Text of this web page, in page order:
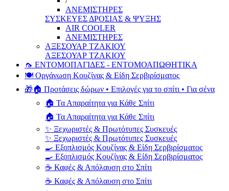
ΑΝΕΜΙΣΤΗΡΕΣ
ΣΥΣΚΕΥΕΣ ΔΡΟΣΙΑΣ & ΨΥΞΗΣ
AIR COOLER
ΑΝΕΜΙΣΤΗΡΕΣ
ΑΞΕΣΟΥΑΡ ΤΖΑΚΙΟΥ
ΑΞΕΣΟΥΑΡ ΤΖΑΚΙΟΥ
🦟 ΕΝΤΟΜΟΠΑΓΙΔΕΣ - ΕΝΤΟΜΟΑΠΩΘΗΤΙΚΑ
🍽️ Οργάνωση Κουζίνας & Είδη Σερβιρίσματος
🎁🏠 Προτάσεις δώρων • Επιλογές για το σπίτι • Για σένα
🏠 Τα Απαραίτητα για Κάθε Σπίτι
🏠 Τα Απαραίτητα για Κάθε Σπίτι
✨ Ξεχωριστές & Πρωτότυπες Συσκευές
✨ Ξεχωριστές & Πρωτότυπες Συσκευές
🍳 Εξοπλισμός Κουζίνας & Είδη Σερβιρίσματος
🍳 Εξοπλισμός Κουζίνας & Είδη Σερβιρίσματος
☕ Καφές & Απόλαυση στο Σπίτι
☕ Καφές & Απόλαυση στο Σπίτι